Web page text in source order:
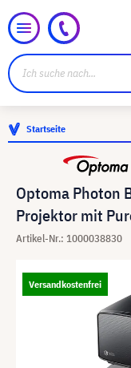
Startseite
Optoma Photon
Projektor mit
Artikel-Nr.: 1000038830
Versandkostenfrei